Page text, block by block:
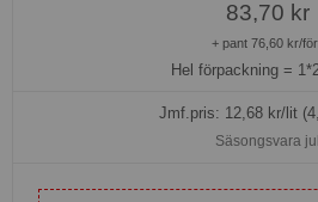
83,70 kr
+ pant 76,60 kr/
Hel förpackning =
Jmf.pris: 12,68kr/lit
Säsongsvara jul